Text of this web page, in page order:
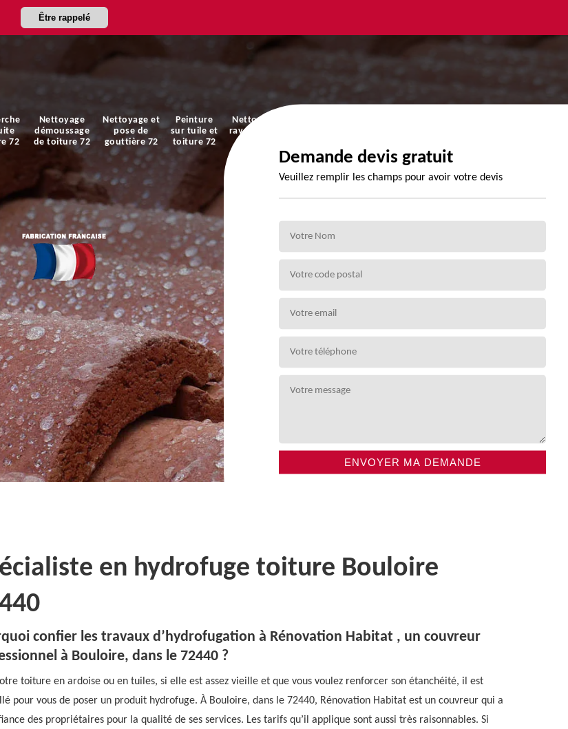
Être rappelé
72
Nettoyage
démoussage
de toiture 72
Nettoyage et
pose de
gouttière 72
Peinture
sur tuile et
toiture 72
Nettoyage et
ravalement de
Demande devis gratuit
Veuillez remplir les champs pour avoir votre devis
en hydrofuge toiture Bouloire
confier les travaux d’hydrofugation à Rénovation Habitat , un couvreur
à Bouloire, dans le 72440 ?
toiture en ardoise ou en tuiles, si elle est assez vieille et que vous voulez renforcer son étanchéité, il est
pour vous de poser un produit hydrofuge. À Bouloire, dans le 72440, Rénovation Habitat est un couvreur qui a
des propriétaires pour la qualité de ses services. Les tarifs qu’il applique sont aussi très raisonnables. Si